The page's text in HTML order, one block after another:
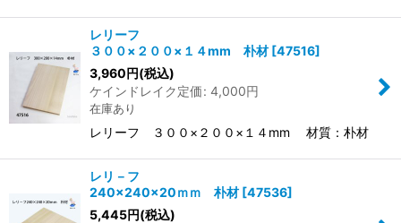
レリーフ
３００×２００×１４mm 朴材 [47516]
3,960円(税込)
ケインドレイク定価: 4,000円
在庫あり
レリーフ ３００×２００×１４mm 材質：朴材
レリ－フ
240×240×20ｍｍ 朴材 [47536]
5,445円(税込)